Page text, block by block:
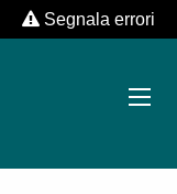
Segnala errori